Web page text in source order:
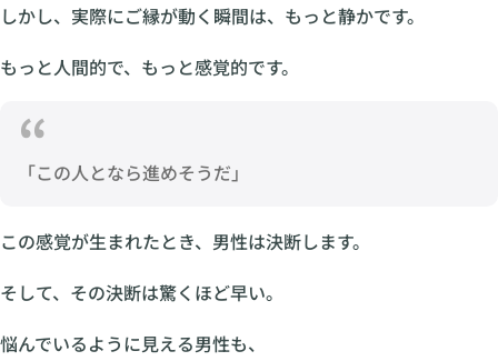
しかし、実際にご縁が動く瞬間は、もっと静かです。
もっと人間的で、もっと感覚的です。
「この人となら進めそうだ」
この感覚が生まれたとき、男性は決断します。
そして、その決断は驚くほど早い。
悩んでいるように見える男性も、